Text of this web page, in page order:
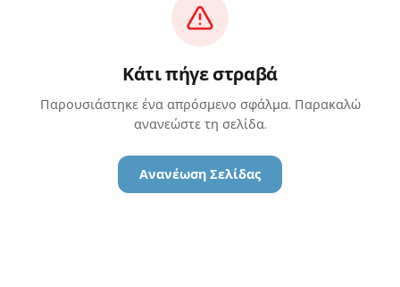
Κάτι πήγε στραβά
Παρουσιάστηκε ένα απρόσμενο σφάλμα. Παρακαλώ
ανανεώστε τη σελίδα.
Ανανέωση Σελίδας